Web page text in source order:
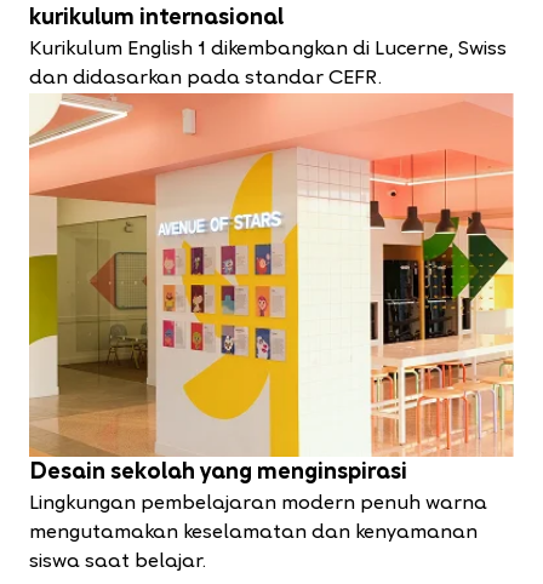
kurikulum internasional
Kurikulum English 1 dikembangkan di Lucerne, Swiss
dan didasarkan pada standar CEFR.
Desain sekolah yang menginspirasi
Lingkungan pembelajaran modern penuh warna
mengutamakan keselamatan dan kenyamanan
siswa saat belajar.